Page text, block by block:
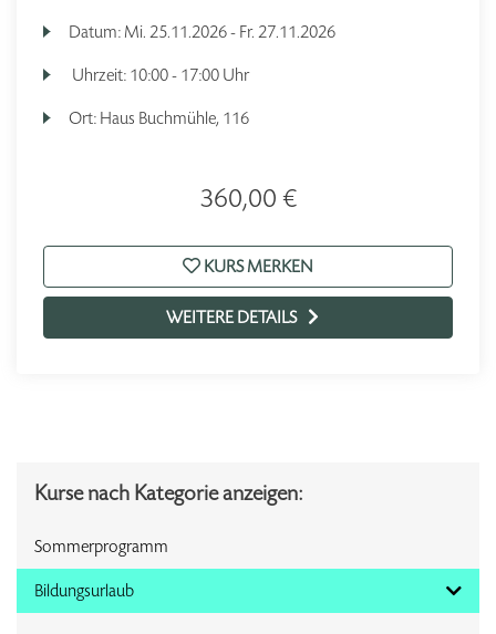
Datum: Mi. 25.11.2026 - Fr. 27.11.2026
Uhrzeit: 10:00 - 17:00 Uhr
Ort: Haus Buchmühle, 116
360,00 €
KURS MERKEN
WEITERE DETAILS
Kurse nach Kategorie anzeigen:
Sommerprogramm
Bildungsurlaub